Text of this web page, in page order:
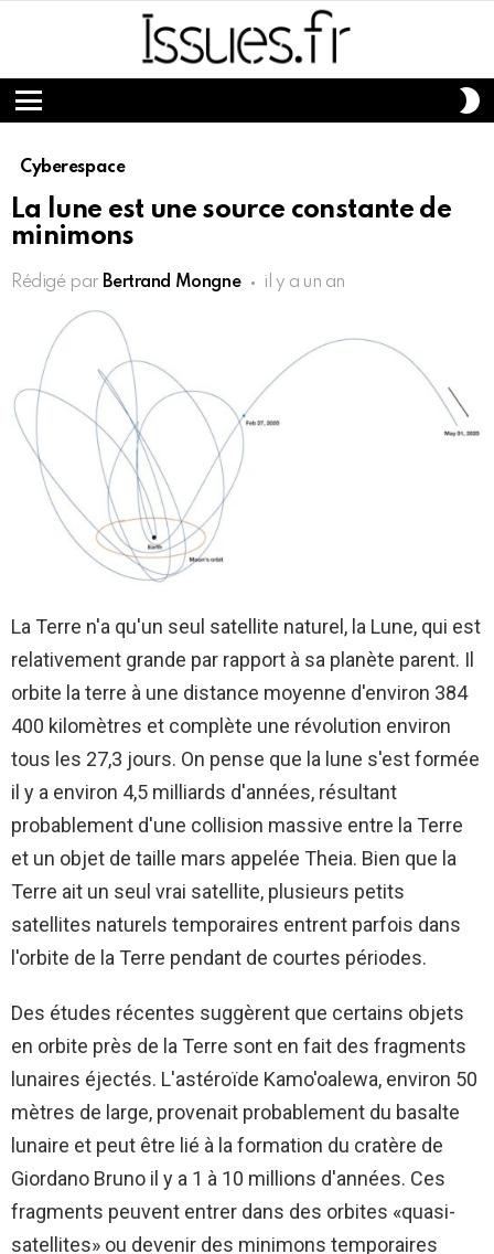
Menu
Cyberespace
La lune est une source constante de
minimons
Rédigé par Bertrand Mongne il y a un an
La Terre n'a qu'un seul satellite naturel, la Lune, qui est
relativement grande par rapport à sa planète parent. Il
orbite la terre à une distance moyenne d'environ 384
400 kilomètres et complète une révolution environ
tous les 27,3 jours. On pense que la lune s'est formée
il y a environ 4,5 milliards d'années, résultant
probablement d'une collision massive entre la Terre
et un objet de taille mars appelée Theia. Bien que la
Terre ait un seul vrai satellite, plusieurs petits
satellites naturels temporaires entrent parfois dans
l'orbite de la Terre pendant de courtes périodes.
Des études récentes suggèrent que certains objets
en orbite près de la Terre sont en fait des fragments
lunaires éjectés. L'astéroïde Kamo'oalewa, environ 50
mètres de large, provenait probablement du basalte
lunaire et peut être lié à la formation du cratère de
Giordano Bruno il y a 1 à 10 millions d'années. Ces
fragments peuvent entrer dans des orbites «quasi-
satellites» ou devenir des minimons temporaires